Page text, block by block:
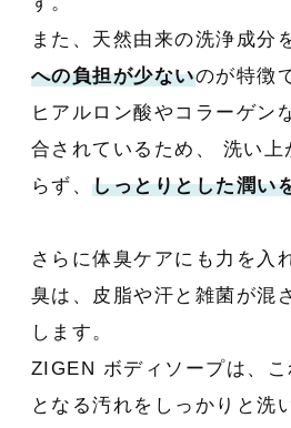
また、天然由来の洗浄成分
への負担が少ないのが特徴
ヒアルロン酸やコラーゲン
合されているため、 洗い上
らず、しっとりとした潤い
さらに体臭ケアにも力を入
臭は、皮脂や汗と雑菌が混
します。
ZIGEN ボディソープは、
となる汚れをしっかりと洗